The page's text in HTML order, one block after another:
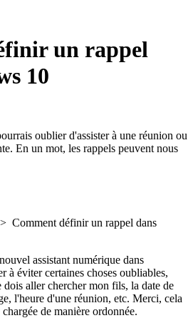
un rappel
10
oublier d'assister à une réunion ou
En un mot, les rappels peuvent nous
> Comment définir un rappel dans
assistant numérique dans
à éviter certaines choses oubliables,
aller chercher mon fils, la date de
l'heure d'une réunion, etc. Merci, cela
de manière ordonnée.